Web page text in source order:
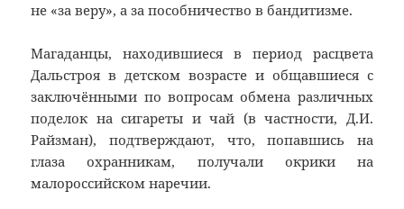
не «за веру», а за пособничество в бандитизме.
Магаданцы, находившиеся в период расцвета
Дальстроя в детском возрасте и общавшиеся с
заключёнными по вопросам обмена различных
поделок на сигареты и чай (в частности, Д.И.
Райзман), подтверждают, что, попавшись на
глаза охранникам, получали окрики на
малороссийском наречии.